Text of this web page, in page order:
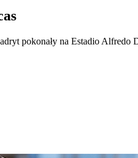
pokonały na Estadio Alfredo